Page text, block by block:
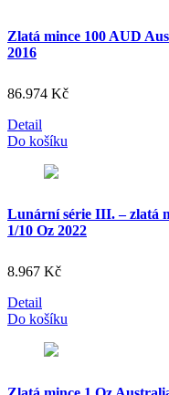
Zlatá mince 100 AUD
2016
86.974 Kč
Detail
Do košíku
Lunární série III. – zlatá
1/10 Oz 2022
8.967 Kč
Detail
Do košíku